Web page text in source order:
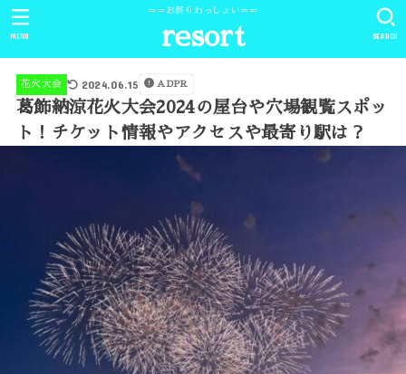
＝＝お祭りわっしょい＝＝
resort SEARCH
MENU
花火大会 2024.06.15 ADPR
葛飾納涼花火大会2024の屋台や穴場観覧スポッ
ト！チケット情報やアクセスや最寄り駅は？